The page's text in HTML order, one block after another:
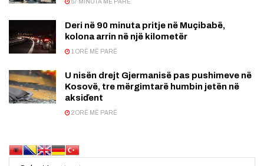
57 MINUTA MË PARË
Deri në 90 minuta pritje në Muçibabë,
kolona arrin në një kilometër
1 ORË MË PARË
U nisën drejt Gjermanisë pas pushimeve në
Kosovë, tre mërgimtarë humbin jetën në
aksiďent
2 ORË MË PARË